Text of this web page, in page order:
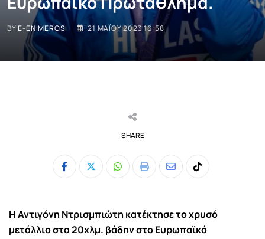
BYE-ENIMEROSI 21 ΜΑΪ́ΟΥ 2023 16:58
SHARE
Whatsapp
Print
ShareTiktok
Η Αντιγόνη Ντρισμπιώτη κατέκτησε το χρυσό
μετάλλιο στα 20χλμ. βάδηνστο Ευρωπαϊκό